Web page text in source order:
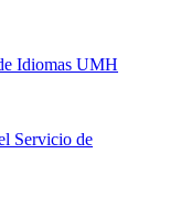
Idiomas UMH
Servicio de